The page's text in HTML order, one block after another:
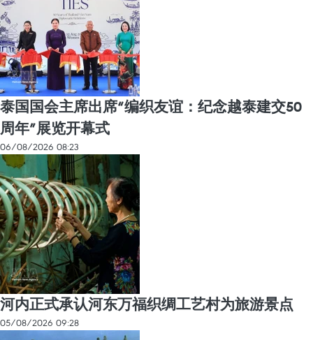
泰国国会主席出席“编织友谊：纪念越泰建交50
周年”展览开幕式
06/08/2026 08:23
河内正式承认河东万福织绸工艺村为旅游景点
05/08/2026 09:28